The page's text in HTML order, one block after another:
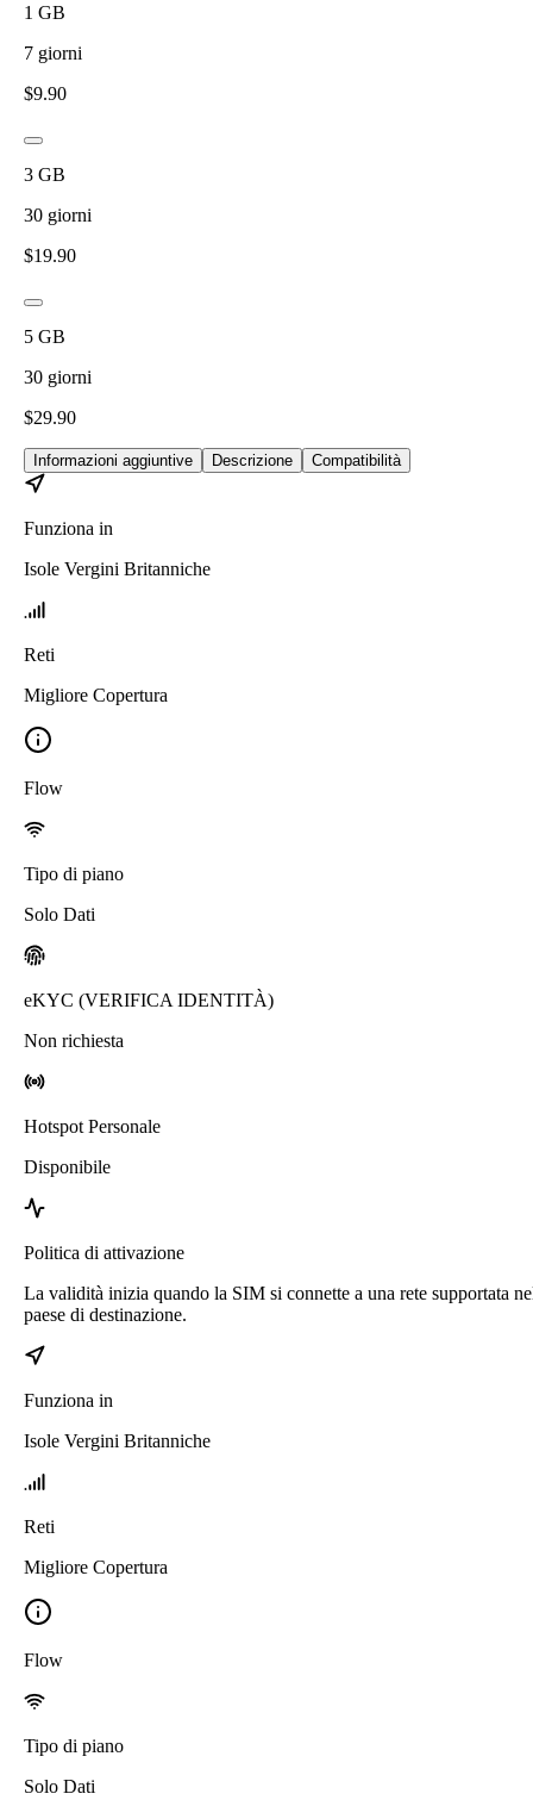
1 GB
7 giorni
$9.90
3 GB
30 giorni
$19.90
5 GB
30 giorni
$29.90
Informazioni aggiuntive Descrizione Compatibilità
Funziona in
Isole Vergini Britanniche
Reti
Migliore Copertura
Flow
Tipo di piano
Solo Dati
eKYC (VERIFICA IDENTITÀ)
Non richiesta
Hotspot Personale
Disponibile
Politica di attivazione
La validità inizia quando la SIM si connette a una rete supportata
paese di destinazione.
Funziona in
Isole Vergini Britanniche
Reti
Migliore Copertura
Flow
Tipo di piano
Solo Dati